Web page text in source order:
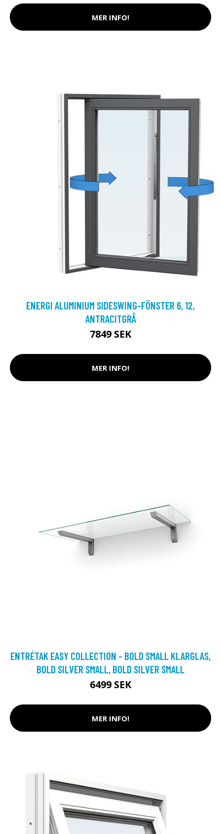
MER INFO!
ENERGI ALUMINIUM SIDESWING-FÖNSTER 6, 12,
ANTRACITGRÅ
7849 SEK
MER INFO!
ENTRÉTAK EASY COLLECTION - BOLD SMALL KLARGLAS,
BOLD SILVER SMALL, BOLD SILVER SMALL
6499 SEK
MER INFO!